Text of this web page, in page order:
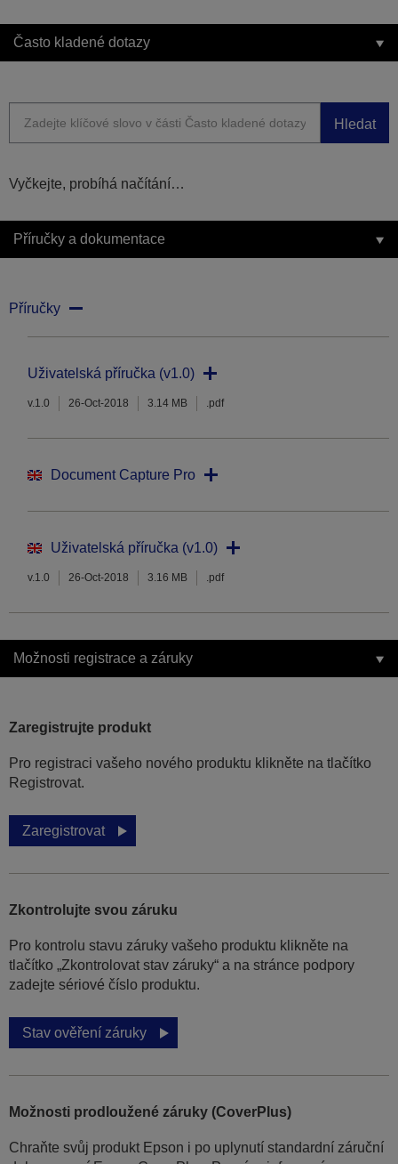
Často kladené dotazy
Hledat
Vyčkejte, probíhá načítání…
Příručky a dokumentace
Příručky
Uživatelská příručka (v1.0)
v.1.0 26-Oct-2018 3.14 MB .pdf
Document Capture Pro
Uživatelská příručka (v1.0)
v.1.0 26-Oct-2018 3.16 MB .pdf
Možnosti registrace a záruky
Zaregistrujte produkt
Pro registraci vašeho nového produktu klikněte na tlačítko
Registrovat.
Zaregistrovat
Zkontrolujte svou záruku
Pro kontrolu stavu záruky vašeho produktu klikněte na
tlačítko „Zkontrolovat stav záruky“ a na stránce podpory
zadejte sériové číslo produktu.
Stav ověření záruky
Možnosti prodloužené záruky (CoverPlus)
Chraňte svůj produkt Epson i po uplynutí standardní záruční